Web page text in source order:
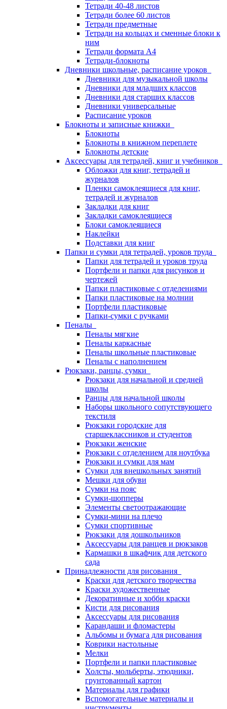
Тетради 40-48 листов
Тетради более 60 листов
Тетради предметные
Тетради на кольцах и сменные блоки к
ним
Тетради формата А4
Тетради-блокноты
Дневники школьные, расписание уроков
Дневники для музыкальной школы
Дневники для младших классов
Дневники для старших классов
Дневники универсальные
Расписание уроков
Блокноты и записные книжки
Блокноты
Блокноты в книжном переплете
Блокноты детские
Аксессуары для тетрадей, книг и учебников
Обложки для книг, тетрадей и
журналов
Пленки самоклеящиеся для книг,
тетрадей и журналов
Закладки для книг
Закладки самоклеящиеся
Блоки самоклеящиеся
Наклейки
Подставки для книг
Папки и сумки для тетрадей, уроков труда
Папки для тетрадей и уроков труда
Портфели и папки для рисунков и
чертежей
Папки пластиковые с отделениями
Папки пластиковые на молнии
Портфели пластиковые
Папки-сумки с ручками
Пеналы
Пеналы мягкие
Пеналы каркасные
Пеналы школьные пластиковые
Пеналы с наполнением
Рюкзаки, ранцы, сумки
Рюкзаки для начальной и средней
школы
Ранцы для начальной школы
Наборы школьного сопутствующего
текстиля
Рюкзаки городские для
старшеклассников и студентов
Рюкзаки женские
Рюкзаки с отделением для ноутбука
Рюкзаки и сумки для мам
Сумки для внешкольных занятий
Мешки для обуви
Сумки на пояс
Сумки-шопперы
Элементы светоотражающие
Сумки-мини на плечо
Сумки спортивные
Рюкзаки для дошкольников
Аксессуары для ранцев и рюкзаков
Кармашки в шкафчик для детского
сада
Принадлежности для рисования
Краски для детского творчества
Краски художественные
Декоративные и хобби краски
Кисти для рисования
Аксессуары для рисования
Карандаши и фломастеры
Альбомы и бумага для рисования
Коврики настольные
Мелки
Портфели и папки пластиковые
Холсты, мольберты, этюдники,
грунтованный картон
Материалы для графики
Вспомогательные материалы и